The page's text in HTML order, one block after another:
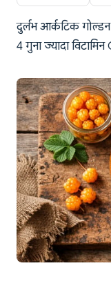
दुर्लभ आर्कटिक
4 गुना ज्यादा